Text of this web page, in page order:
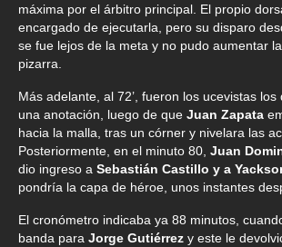
máxima por el árbitro principal. El propio
encargado de ejecutarla, pero su disparo
se fue lejos de la meta y no pudo aumentar
pizarra.
Más adelante, al 72’, fueron los ucevistas los
una anotación, luego de que Juan Zapata
hacia la malla, tras un córner y nivelara las
Posteriormente, en el minuto 80, Juan
dio ingreso a Sebastián Castillo y a
pondría la capa de héroe, unos instantes
El cronómetro indicaba ya 88 minutos,
banda para Jorge Gutiérrez y este le